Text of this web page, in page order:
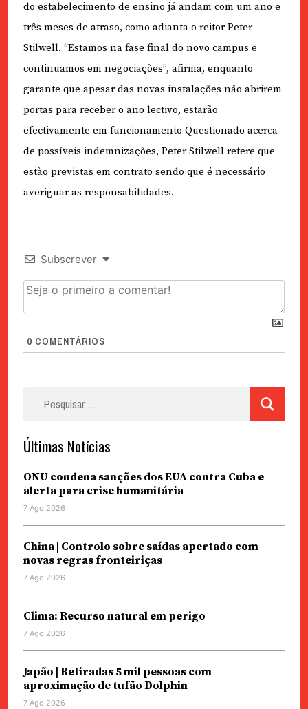
do estabelecimento de ensino já andam com um ano e
três meses de atraso, como adianta o reitor Peter
Stilwell. “Estamos na fase final do novo campus e
continuamos em negociações”, afirma, enquanto
garante que apesar das novas instalações não abrirem
portas para receber o ano lectivo, estarão
efectivamente em funcionamento Questionado acerca
de possíveis indemnizações, Peter Stilwell refere que
estão previstas em contrato sendo que é necessário
averiguar as responsabilidades.
Subscrever
0 COMENTÁRIOS
Últimas Notícias
ONU condena sanções dos EUA contra Cuba e
alerta para crise humanitária
7 Ago 2026
China | Controlo sobre saídas apertado com
novas regras fronteiriças
7 Ago 2026
Clima: Recurso natural em perigo
7 Ago 2026
Japão | Retiradas 5 mil pessoas com
aproximação de tufão Dolphin
7 Ago 2026